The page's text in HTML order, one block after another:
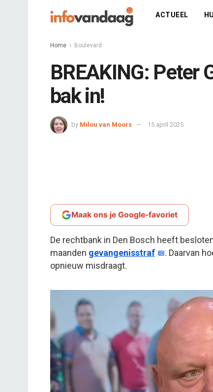
ACTUEEL
Home Boulevard
BREAKING: Peter
bak in!
by Milou van Moors 15 april 2025
Maak ons je Google-favoriet
De rechtbank in Den Bosch heeft
maanden gevangenisstraf
. Daarvan
opnieuw misdraagt.